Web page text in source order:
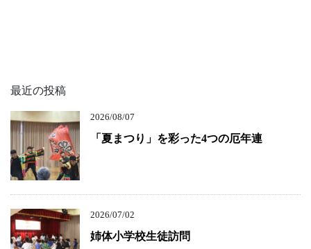
最近の投稿
2026/08/07
「夏まつり」を彩った4つの厄年連
2026/07/02
姉体小学校生徒訪問